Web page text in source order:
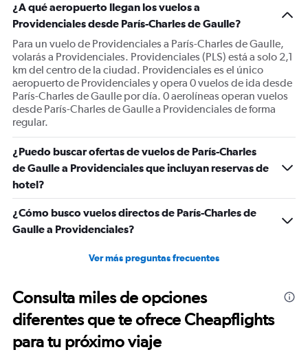
Y
axis
displaying
values.
Range:
0
to
2400.
¿A qué aeropuerto llegan los vuelos a
Providenciales desde París-Charles de Gaulle?
Para un vuelo de Providenciales a París-Charles de Gaulle,
volarás a Providenciales. Providenciales (PLS) está a solo 2,1
km del centro de la ciudad. Providenciales es el único
aeropuerto de Providenciales y opera 0 vuelos de ida desde
París-Charles de Gaulle por día. 0 aerolíneas operan vuelos
desde París-Charles de Gaulle a Providenciales de forma
regular.
¿Puedo buscar ofertas de vuelos de París-Charles
de Gaulle a Providenciales que incluyan reservas de
hotel?
¿Cómo busco vuelos directos de París-Charles de
Gaulle a Providenciales?
Ver más preguntas frecuentes
Consulta miles de opciones
diferentes que te ofrece Cheapflights
para tu próximo viaje